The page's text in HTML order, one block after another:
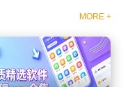
MORE +